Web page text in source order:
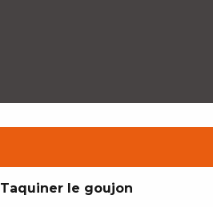
Taquiner le goujon